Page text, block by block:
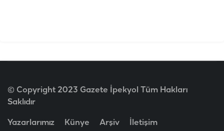
© Copyright 2023 Gazete İpekyol Tüm Hakları
Saklıdır
Yazarlarımız Künye Arşiv İletişim